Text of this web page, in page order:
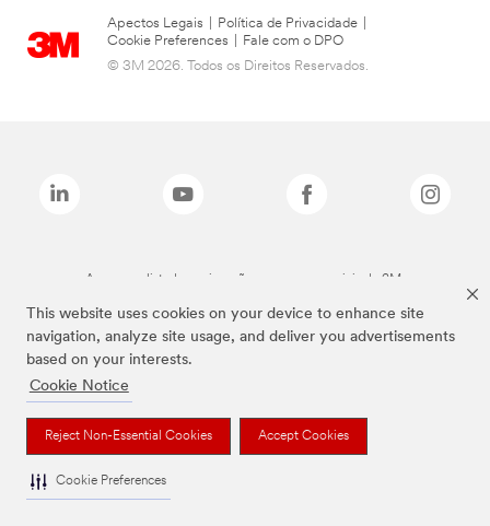
This website uses cookies on your device to enhance site
navigation, analyze site usage, and deliver you advertisements
based on your interests.
Cookie Notice
Reject Non-Essential Cookies Accept Cookies
Cookie Preferences
Apectos Legais Política de Privacidade
Cookie Preferences
Fale com o DPO
© 3M 2026. Todos os Direitos Reservados.
As marcas listadas a cima são marcas comerciais da 3M.